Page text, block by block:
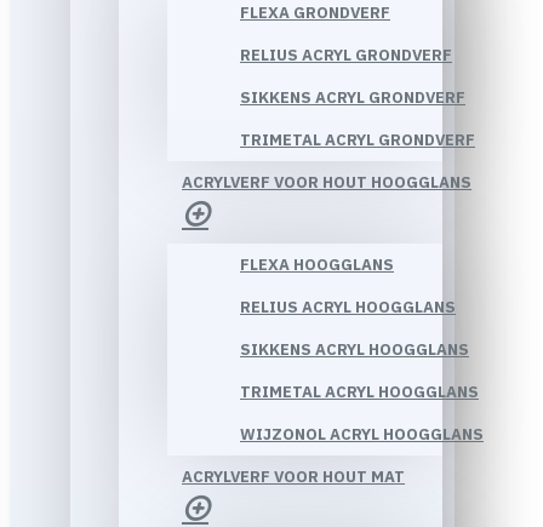
FLEXA GRONDVERF
RELIUS ACRYL GRONDVERF
SIKKENS ACRYL GRONDVERF
TRIMETAL ACRYL GRONDVERF
ACRYLVERF VOOR HOUT HOOGGLANS
FLEXA HOOGGLANS
RELIUS ACRYL HOOGGLANS
SIKKENS ACRYL HOOGGLANS
TRIMETAL ACRYL HOOGGLANS
WIJZONOL ACRYL HOOGGLANS
ACRYLVERF VOOR HOUT MAT